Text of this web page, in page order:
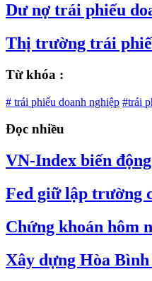
Dư nợ trái phiếu
Thị trường trái
Từ khóa :
# trái phiếu doanh nghiệp #trái
Đọc nhiều
VN-Index biến
Fed giữ lập trường
Chứng khoán hôm
Xây dựng Hòa